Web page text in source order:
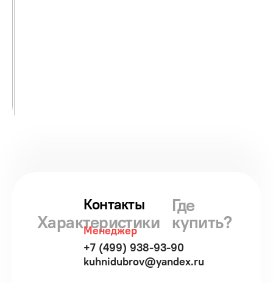
Характеристики
Где
купить?
Контакты
Менеджер
+7 (499) 938-93-90
kuhnidubrov@yandex.ru